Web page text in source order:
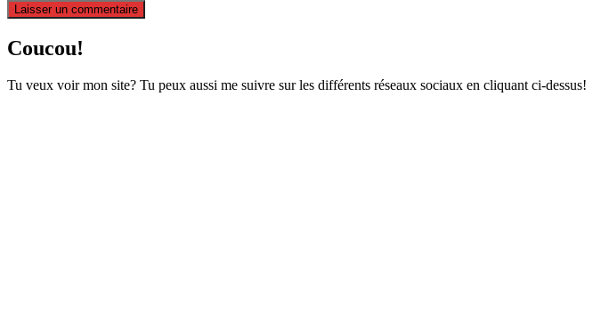
Coucou!
Tu veux voir mon site? Tu peux aussi me suivre sur les différents réseaux sociaux en cliquant ci-dessus!